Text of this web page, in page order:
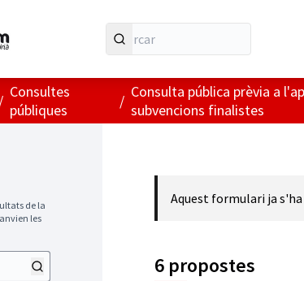
/ Consultes
públiques
/ Consulta pública prèvia a
subvencions finalistes
de la
les
Aquest formulari ja
6 propostes